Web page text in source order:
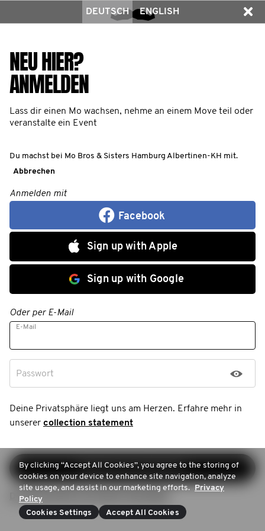
DEUTSCH ENGLISH
NEU HIER?
ANMELDEN
Lass dir einen Mo wachsen, nehme an einem Move teil oder
veranstalte ein Event
Du machst bei Mo Bros & Sisters Hamburg Albertinen-KH mit.
Abbrechen
Anmelden mit
Facebook
Sign up with Apple
Sign up with Google
Oder per E-Mail
E-Mail
Passwort
Deine Privatsphäre liegt uns am Herzen. Erfahre mehr in
unserer collection statement
Registrierung fortsetzen
Du hast bereits ein Konto? Anmelden
By clicking “Accept All Cookies”, you agree to the storing of
cookies on your device to enhance site navigation, analyze
site usage, and assist in our marketing efforts. Privacy
Policy
Cookies Settings
Accept All Cookies